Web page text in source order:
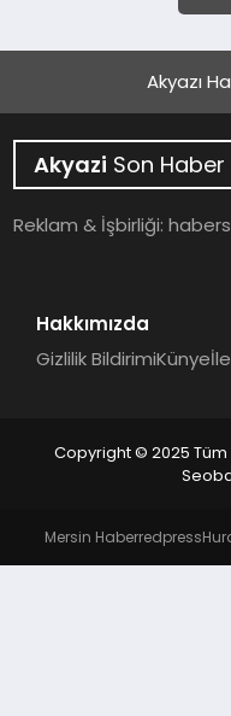
YAŞAM
Akyazı
Akyazi Son Haber
Reklam & İşbirliği:
Hakkımızda
Gizlilik BildirimiKünye
Copyright © 2025 Tüm
Mersin Haberredpress